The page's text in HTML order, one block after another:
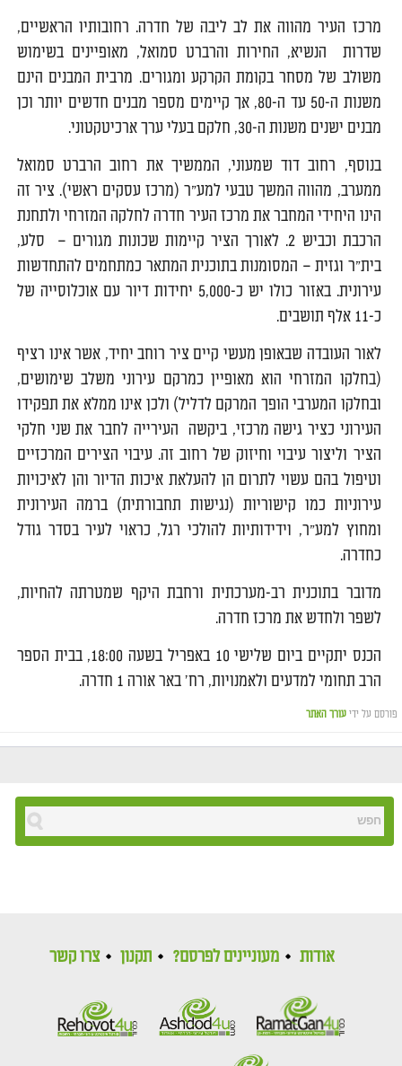
מרכז העיר מהווה את לב ליבה של חדרה. רחובותיו הראשיים,
שדרות הנשיא, החירות והרברט סמואל, מאופיינים בשימוש
משולב של מסחר בקומת הקרקע ומגורים. מרבית המבנים הינם
משנות ה-50 עד ה-80, אך קיימים מספר מבנים חדשים יותר וכן
מבנים ישנים משנות ה-30, חלקם בעלי ערך ארכיטקטוני.
בנוסף, רחוב דוד שמעוני, הממשיך את רחוב הרברט סמואל
ממערב, מהווה המשך טבעי למע"ר (מרכז עסקים ראשי). ציר זה
הינו היחידי המחבר את מרכז העיר חדרה לחלקה המזרחי ולתחנת
הרכבת וכביש 2. לאורך הציר קיימות שכונות מגורים – סלע,
בית"ר וגזית – המסומנות בתוכנית המתאר כמתחמים להתחדשות
עירונית. באזור כולו יש כ-5,000 יחידות דיור עם אוכלוסייה של
כ-11 אלף תושבים.
לאור העובדה שבאופן מעשי קיים ציר רוחב יחיד, אשר אינו רציף
(בחלקו המזרחי הוא מאופיין כמרקם עירוני משלב שימושים,
ובחלקו המערבי הופך המרקם לדליל) ולכן אינו ממלא את תפקידו
העירוני כציר גישה מרכזי, ביקשה העירייה לחבר את שני חלקי
הציר וליצור עיבוי וחיזוק של רחוב זה. עיבוי הצירים המרכזיים
וטיפול בהם עשוי לתרום הן להעלאת איכות הדיור והן לאיכויות
עירוניות כמו קישוריות (נגישות תחבורתית) ברמה העירונית
ומחוץ למע"ר, וידידותיות להולכי רגל, כראוי לעיר בסדר גודל
כחדרה.
מדובר בתוכנית רב-מערכתית ורחבת היקף שמטרתה להחיות,
לשפר ולחדש את מרכז חדרה.
הכנס יתקיים ביום שלישי 10 באפריל בשעה 18:00, בבית הספר
הרב תחומי למדעים ולאמנויות, רח' באר אורה 1 חדרה.
פורסם על ידי עורך האתר
אודות מעוניינים לפרסם? תקנון צרו קשר